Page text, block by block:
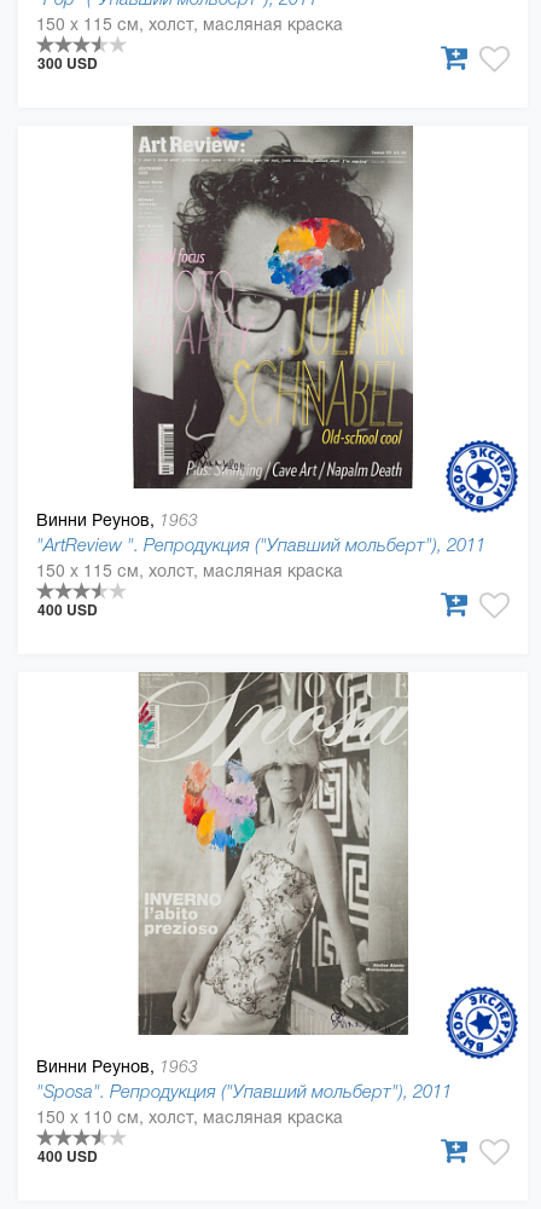
150 x 115 см, холст, масляная краска
300 USD
Винни Реунов, 1963
"ArtReview ". Репродукция ("Упавший мольберт"), 2011
150 x 115 см, холст, масляная краска
400 USD
Винни Реунов, 1963
"Sposa". Репродукция ("Упавший мольберт"), 2011
150 x 110 см, холст, масляная краска
400 USD